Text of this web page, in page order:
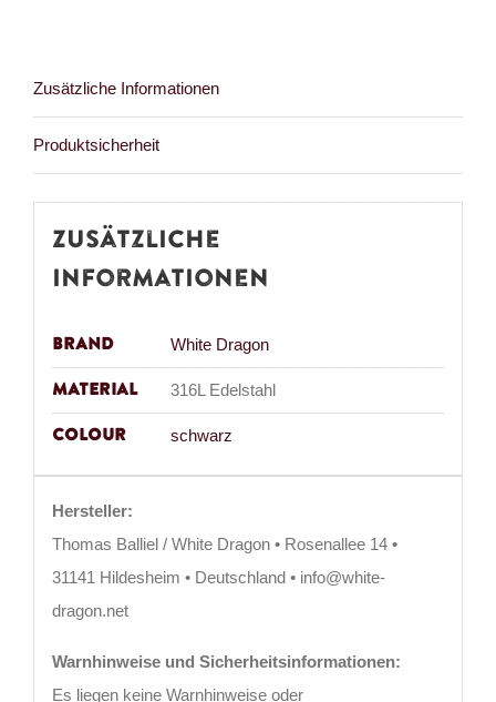
Zusätzliche Informationen
Produktsicherheit
Zusätzliche
Informationen
Brand White Dragon
Material 316L Edelstahl
Colour schwarz
Hersteller:
Thomas Balliel / White Dragon • Rosenallee 14 •
31141 Hildesheim • Deutschland • info@white-
dragon.net
Warnhinweise und Sicherheitsinformationen:
Es liegen keine Warnhinweise oder